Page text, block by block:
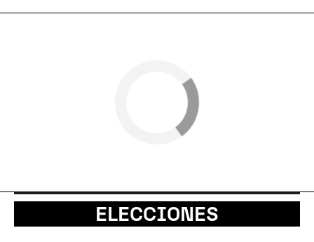
ELECCIONES